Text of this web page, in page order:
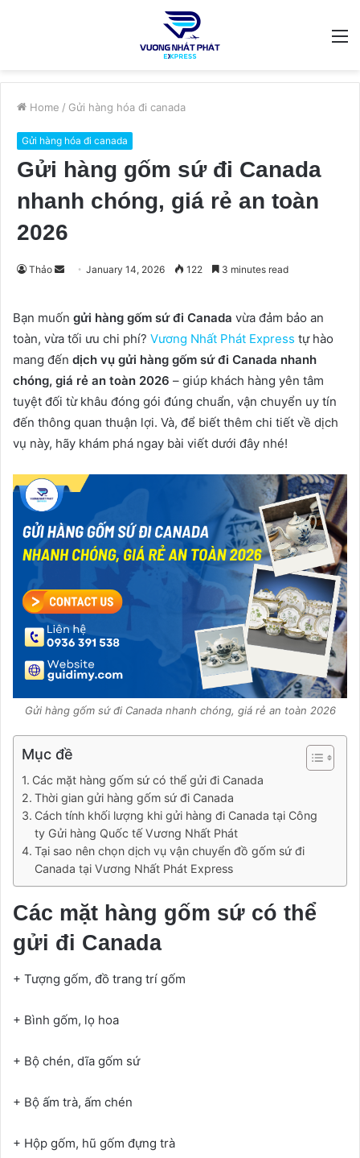
Home / Gửi hàng hóa đi canada
Gửi hàng hóa đi canada
Gửi hàng gốm sứ đi Canada
nhanh chóng, giá rẻ an toàn
2026
Thảo
SendJanuary 14, 2026 122 3 minutes read
Bạn muốn gửi hàng gốm sứ đi Canada vừa đảm bảo an
toàn, vừa tối ưu chi phí? Vương Nhất Phát Express tự hào
mang đến dịch vụ gửi hàng gốm sứ đi Canada nhanh
chóng, giá rẻ an toàn 2026 – giúp khách hàng yên tâm
tuyệt đối từ khâu đóng gói đúng chuẩn, vận chuyển uy tín
đến thông quan thuận lợi. Và, để biết thêm chi tiết về dịch
vụ này, hãy khám phá ngay bài viết dưới đây nhé!
Gửi hàng gốm sứ đi Canada nhanh chóng, giá rẻ an toàn 2026
Mục đề
Các mặt hàng gốm sứ có thể gửi đi Canada
Thời gian gửi hàng gốm sứ đi Canada
Cách tính khối lượng khi gửi hàng đi Canada tại Công
ty Gửi hàng Quốc tế Vương Nhất Phát
Tại sao nên chọn dịch vụ vận chuyển đồ gốm sứ đi
Canada tại Vương Nhất Phát Express
Các mặt hàng gốm sứ có thể
gửi đi Canada
+ Tượng gốm, đồ trang trí gốm
+ Bình gốm, lọ hoa
+ Bộ chén, dĩa gốm sứ
+ Bộ ấm trà, ấm chén
+ Hộp gốm, hũ gốm đựng trà